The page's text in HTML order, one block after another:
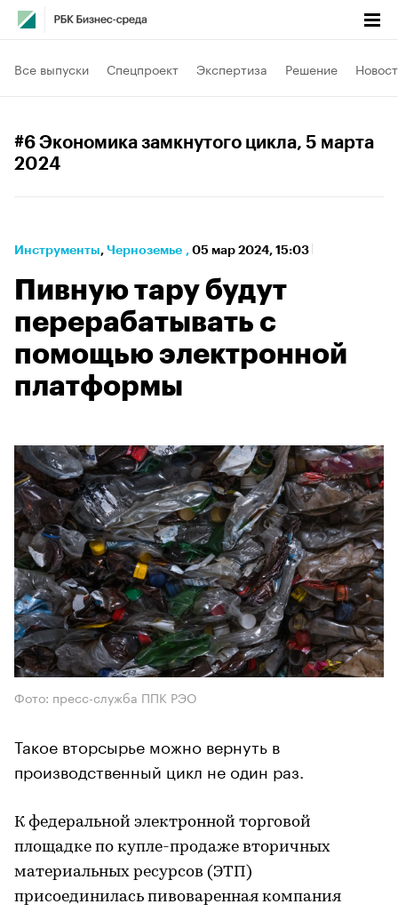
Все выпуски Спецпроект Экспертиза Решение
#6 Экономика замкнутого цикла, 5 марта
2024
Инструменты⁠, Черноземье , 05 мар 2024, 15:03
Пивную тару будут
перерабатывать с
помощью электронной
платформы
Фото: пресс-служба ППК РЭО
Такое вторсырье можно вернуть в
производственный цикл не один раз.
К федеральной электронной торговой
площадке по купле-продаже вторичных
материальных ресурсов (ЭТП)
присоединилась пивоваренная компания